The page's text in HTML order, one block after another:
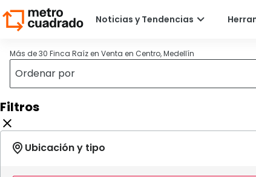
Más de 30 Finca Raíz en Venta en Centro, Medellín
Filtros